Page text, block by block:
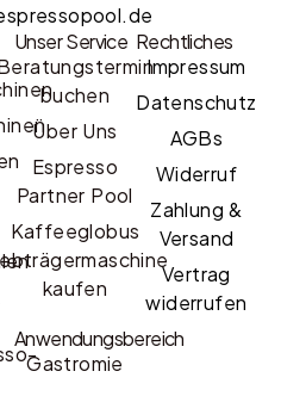
Unser Service
buchen
Über Uns
Espresso
Partner Pool
Kaffeeglobus
kaufen
Anwendungsbereich
Gastromie
Rechtliches
Impressum
Datenschutz
AGBs
Widerruf
Zahlung &
Versand
Vertrag
widerrufen